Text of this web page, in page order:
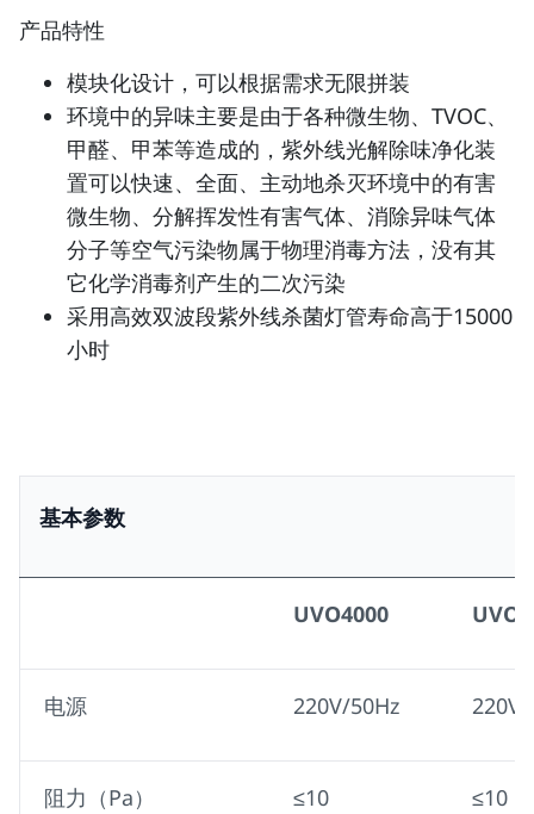
产品特性
模块化设计，可以根据需求无限拼装
环境中的异味主要是由于各种微生物、TVOC、
甲醛、甲苯等造成的，紫外线光解除味净化装
置可以快速、全面、主动地杀灭环境中的有害
微生物、分解挥发性有害气体、消除异味气体
分子等空气污染物属于物理消毒方法，没有其
它化学消毒剂产生的二次污染
采用高效双波段紫外线杀菌灯管寿命高于15000
小时
基本参数
UVO4000
电源 220V/50Hz
阻力（Pa） ≤10 ≤10